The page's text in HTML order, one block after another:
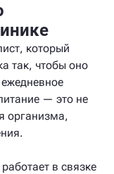
который
так, чтобы оно
— это не
организма,
в связке